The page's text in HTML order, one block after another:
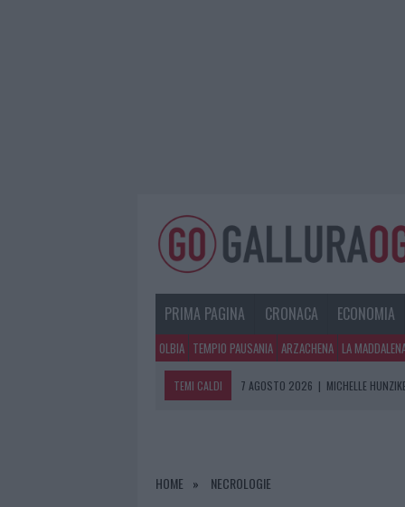
PRIMA PAGINA CRONACA ECONOMIA
OLBIA TEMPIO PAUSANIA ARZACHENA LA
TEMI CALDI 7 AGOSTO 2026 | MICHELLE
7 AGOSTO 2026 | PAUSA CAFFÈ IMPECCABILE:
HOME NECROLOGIE